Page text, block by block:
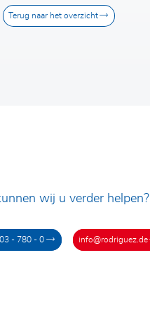
Terug naar het overzicht
wij u verder helpen?
- 780 - 0 info@rodriguez.de